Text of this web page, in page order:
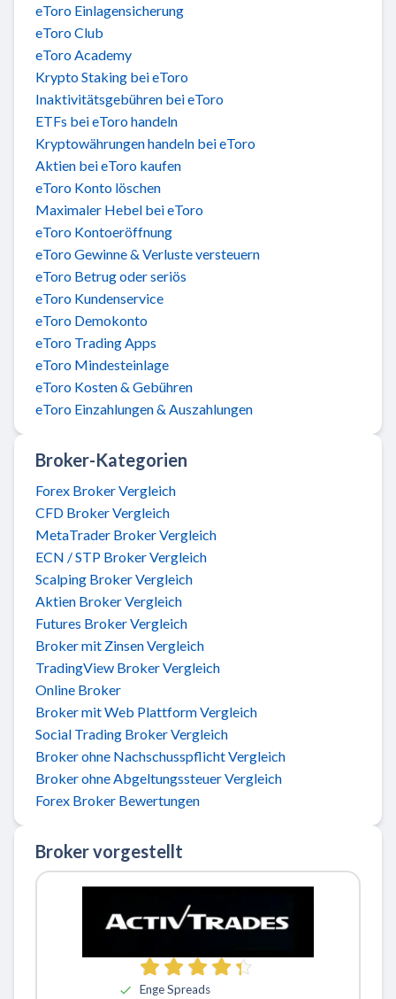
eToro Einlagensicherung
eToro Club
eToro Academy
Krypto Staking bei eToro
Inaktivitätsgebühren bei eToro
ETFs bei eToro handeln
Kryptowährungen handeln bei eToro
Aktien bei eToro kaufen
eToro Konto löschen
Maximaler Hebel bei eToro
eToro Kontoeröffnung
eToro Gewinne & Verluste versteuern
eToro Betrug oder seriös
eToro Kundenservice
eToro Demokonto
eToro Trading Apps
eToro Mindesteinlage
eToro Kosten & Gebühren
eToro Einzahlungen & Auszahlungen
Broker-Kategorien
Forex Broker Vergleich
CFD Broker Vergleich
MetaTrader Broker Vergleich
ECN / STP Broker Vergleich
Scalping Broker Vergleich
Aktien Broker Vergleich
Futures Broker Vergleich
Broker mit Zinsen Vergleich
TradingView Broker Vergleich
Online Broker
Broker mit Web Plattform Vergleich
Social Trading Broker Vergleich
Broker ohne Nachschusspflicht Vergleich
Broker ohne Abgeltungssteuer Vergleich
Forex Broker Bewertungen
Broker vorgestellt
Zu ActivTrades
Enge Spreads